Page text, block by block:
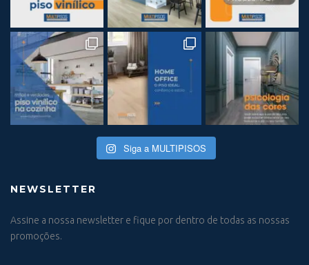
Siga a MULTIPISOS
NEWSLETTER
Assine a nossa newsletter e fique por dentro de todas as nossas
promoções.